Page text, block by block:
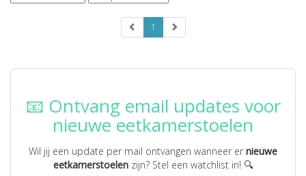
1
📧 Ontvang email updates voor
nieuwe eetkamerstoelen
Wil jij een update per mail ontvangen wanneer er nieuwe
eetkamerstoelenzijn? Stel een watchlist in! 🔍